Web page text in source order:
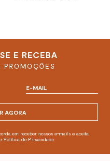
E RECEBA
PROMOÇÕES
AGORA
em receber nossos e-mails e aceita
Política de Privacidade.